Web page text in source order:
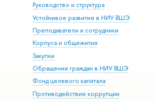
Руководство и структура
Устойчивое развитие в НИУ ВШЭ
Преподаватели и сотрудники
Корпуса и общежития
Закупки
Обращения граждан в НИУ ВШЭ
Фонд целевого капитала
Противодействие коррупции